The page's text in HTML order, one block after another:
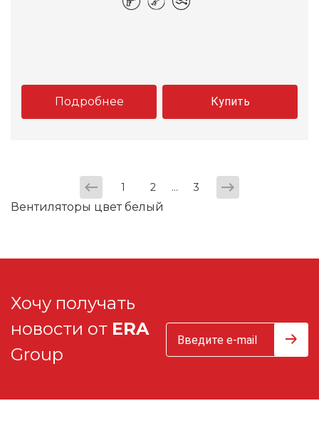
Подробнее Купить
1 2 ... 3
Вентиляторы цвет белый
Хочу получать
новости от ERA
Group